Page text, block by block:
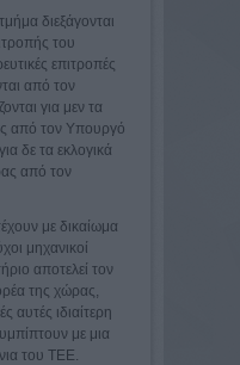
διεξάγονται
του
επιτροπές
από τον
για μεν τα
από τον Υπουργό
δε τα εκλογικά
από τον
με δικαίωμα
μηχανικοί
αποτελεί τον
της χώρας,
αυτές ιδιαίτερη
με μια
του ΤΕΕ.